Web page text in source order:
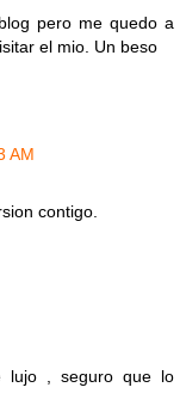
pero me quedo a
el mio. Un beso
AM
contigo.
lujo , seguro que lo